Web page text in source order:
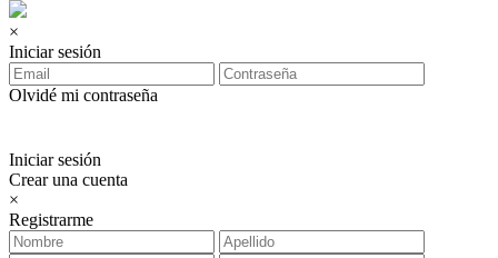
×
Iniciar sesión
Olvidé mi contraseña
Iniciar sesión
Crear una cuenta
×
Registrarme